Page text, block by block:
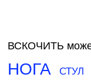
ВСКОЧИТЬ
НОГА СТУЛ